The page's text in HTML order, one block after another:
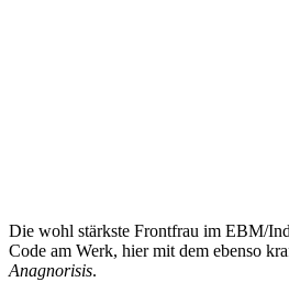
Die wohl stärkste Frontfrau im EBM/
Code am Werk, hier mit dem ebenso
Anagnorisis.